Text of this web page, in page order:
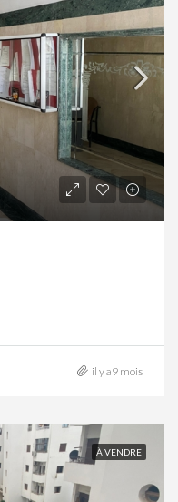
il y a9 mois
À VENDRE